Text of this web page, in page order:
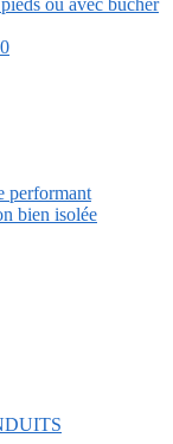
performant
bien isolée